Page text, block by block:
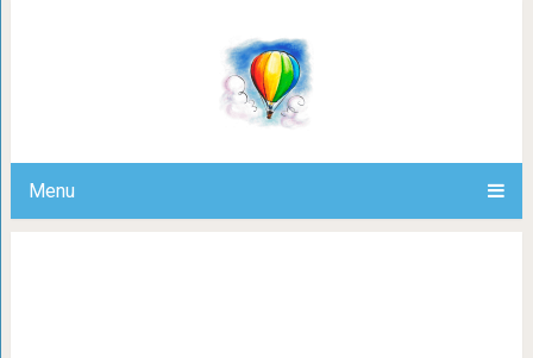
Menu
В сети появился новый концепт
предназначен для